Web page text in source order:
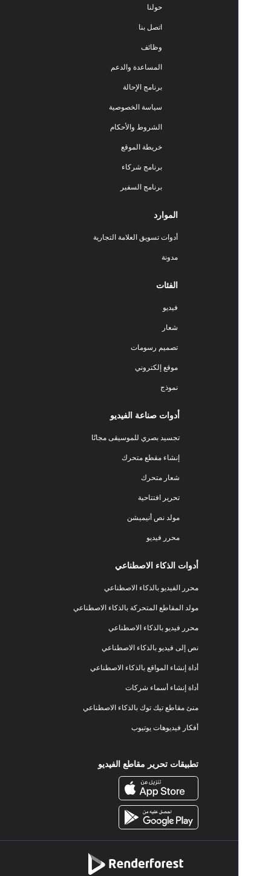
المساعدة والدعم
برنامج الإحالة
سياسة الخصوصية
الشروط والأحكام
خريطة الموقع
برنامج شركاء
برنامج السفير
أدوات تسويق العلامة التجارية
تصميم رسومات
موقع إلكتروني
أدوات صناعة الفيديو
تجسيد بصري للموسيقى مجانًا
إنشاء مقطع متحرك
شعار متحرك
تحرير افتتاحية
مولد نص أنيميشن
محرر فيديو
أدوات الذكاء الاصطناعي
محرر الفيديو بالذكاء الاصطناعي
مولد المقاطع المتحركة بالذكاء الاصطناعي
محرر فيديو بالذكاء الاصطناعي
نص إلى فيديو بالذكاء الاصطناعي
أداة إنشاء المواقع بالذكاء الاصطناعي
أداة إنشاء أسماء شركات
منئ مقاطع تيك توك بالذكاء الاصطناعي
أفكار فيديوهات يوتيوب
تطبيقات تحرير مقاطع الفيديو